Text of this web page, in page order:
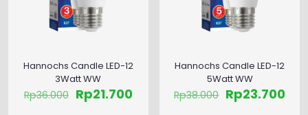
Hannochs Candle LED-12
3Watt WW
Rp36.000 Harga
aslinya
Rp21.700Harga
Hannochs Candle LED-12
5Watt WW
Rp38.000 Harga
aslinya
Rp23.700